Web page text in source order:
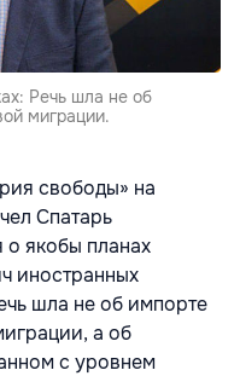
Речь шла не об
миграции.
свободы» на
Спатарь
якобы планах
иностранных
шла не об импорте
а об
с уровнем